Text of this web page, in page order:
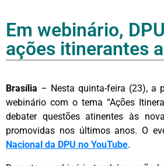
Em webinário,
ações itinerantes
Brasília – Nesta quinta-feira (23), a
webinário com o tema “Ações
debater questões atinentes às
promovidas nos últimos anos. O
Nacional da DPU no YouTube.